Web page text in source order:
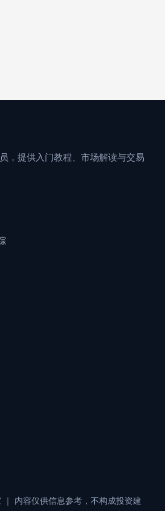
，提供入门教程、市场解读与交易
内容仅供信息参考，不构成投资建